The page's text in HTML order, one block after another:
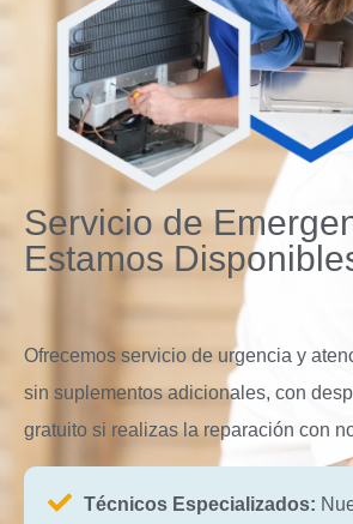
Servicio de
Estamos
Ofrecemos servicio de urgencia y
sin suplementos adicionales, con
gratuito si realizas la reparación con
Técnicos Especializados: